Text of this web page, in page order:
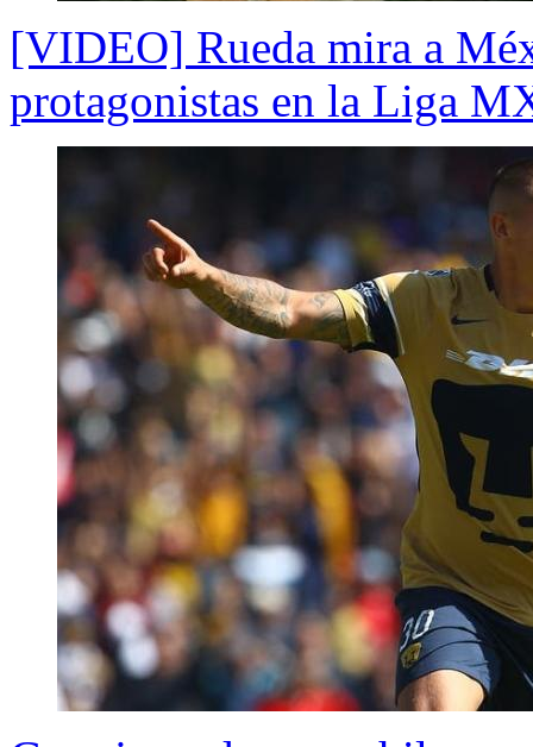
[VIDEO] Rueda mira a
protagonistas en la Liga